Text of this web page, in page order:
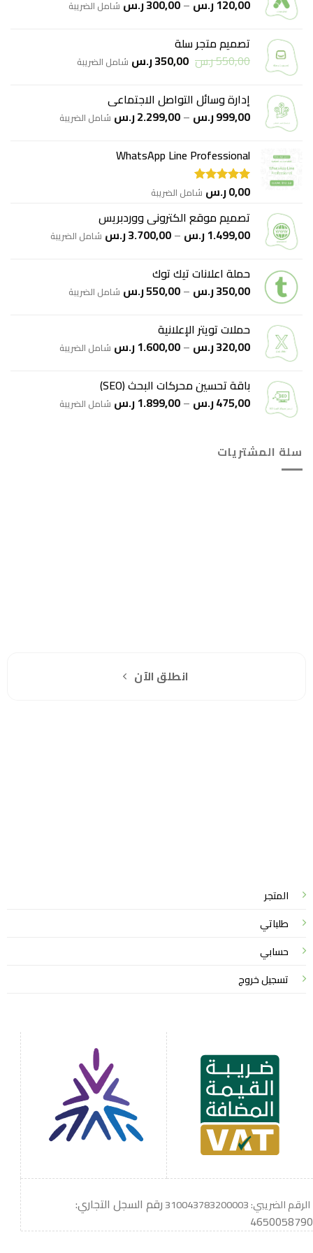
120,00ر.س –
300,00ر.س نطاق
خلال
شامل الضريبة
تصميم متجر سلة
550,00ر.س السعر
550,00 ر.س.
350,00ر.سالسعر
350,00 ر.س.
شامل الضريبة
إدارة وسائل التواصل الاجتماعي
999,00ر.س –
2.299,00ر.س نطاق
شامل الضريبة
WhatsApp Line Professional
تم التقييم
من 5 0,00ر.س شامل الضريبة
تصميم موقع الكتروني ووردبريس
1.499,00ر.س –
3.700,00ر.س نطاق
خلال
شامل الضريبة
حملة اعلانات تيك توك
350,00ر.س –
550,00ر.س نطاق
خلال
شامل الضريبة
حملات تويتر الإعلانية
320,00ر.س –
1.600,00ر.س نطاق
من
خلال
شامل الضريبة
باقة تحسين محركات البحث (SEO)
475,00ر.س –
1.899,00ر.س نطاق
شامل الضريبة
سلة المشتريات
انطلق الآن
المتجر
طلباتي
حسابي
تسجيل خروج
الرقم الضريبي: 310043783200003
رقم السجل التجاري:
4650058790